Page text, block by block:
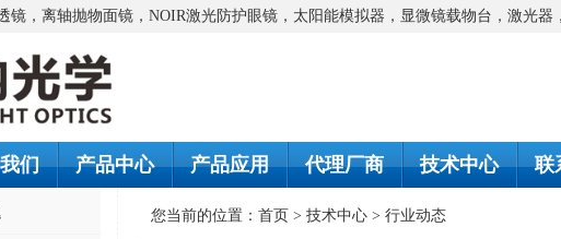
镜，离轴抛物面镜，NOIR激光防护眼镜，太阳能模拟器，显微镜载物台，激光
们 产品中心 产品应用 代理厂商 技术中心 联
您当前的位置： 首页 > 技术中心 > 行业动态